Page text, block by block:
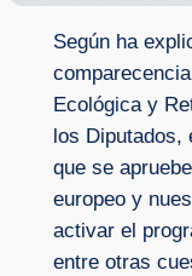
Según ha
Ecológica y
los Diputados,
que se
europeo y
activar el
entre otras